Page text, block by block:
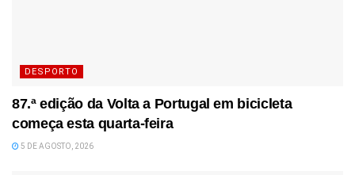
DESPORTO
87.ª edição da Volta a Portugal em bicicleta
começa esta quarta-feira
5 DE AGOSTO, 2026